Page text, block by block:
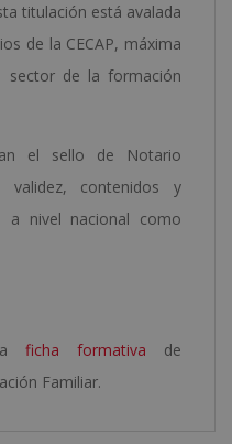
titulación está avalada
de la CECAP, máxima
sector de la formación
el sello de Notario
contenidos y
a nivel nacional como
ficha formativa de
Familiar.